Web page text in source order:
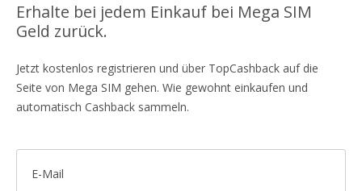
Erhalte bei jedem Einkauf bei Mega SIM
Geld zurück.
Jetzt kostenlos registrieren und über TopCashback auf die
Seite von Mega SIM gehen. Wie gewohnt einkaufen und
automatisch Cashback sammeln.
E-Mail